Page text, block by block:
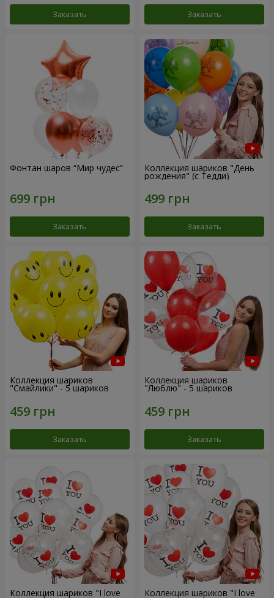
Заказать Заказать
Фонтан шаров “Мир чудес”
Заказать
Коллекция шариков "День
рождения" (с Тедди)
Заказать
Коллекция шариков
"Смайлики" - 5 шариков
Заказать
Коллекция шариков
"Люблю" - 5 шариков
Заказать
Коллекция шариков "I love Коллекция шариков "I love